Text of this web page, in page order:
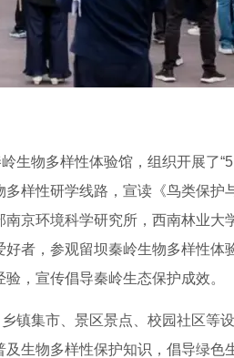
生物多样性体验馆，组织开展了
样性研学线路，宣读《鸟类保护
京环境科学研究所，西南林业
者，参观留坝秦岭生物多样性体
，宣传倡导秦岭生态保护成效。
镇集市、景区景点、校园社区等
生物多样性保护知识，倡导绿色